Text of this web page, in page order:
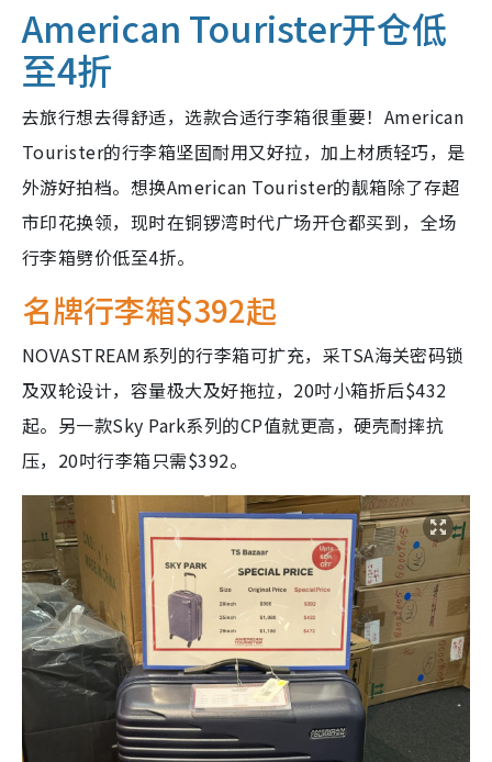
American Tourister开仓低
至4折
去旅行想去得舒适，选款合适行李箱很重要！American
Tourister的行李箱坚固耐用又好拉，加上材质轻巧，是
外游好拍档。想换American Tourister的靓箱除了存超
市印花换领，现时在铜锣湾时代广场开仓都买到，全场
行李箱劈价低至4折。
名牌行李箱$392起
NOVASTREAM系列的行李箱可扩充，采TSA海关密码锁
及双轮设计，容量极大及好拖拉，20吋小箱折后$432
起。另一款Sky Park系列的CP值就更高，硬壳耐摔抗
压，20吋行李箱只需$392。